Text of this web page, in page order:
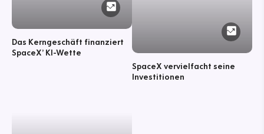
Das Kerngeschäft finanziert
SpaceX’ KI-Wette
SpaceX vervielfacht seine
Investitionen